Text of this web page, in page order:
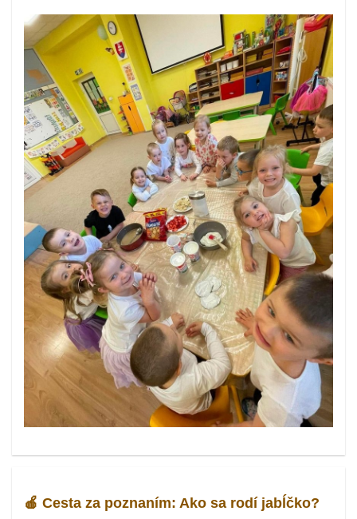
🍎 Cesta za poznaním: Ako sa rodí jabĺčko?